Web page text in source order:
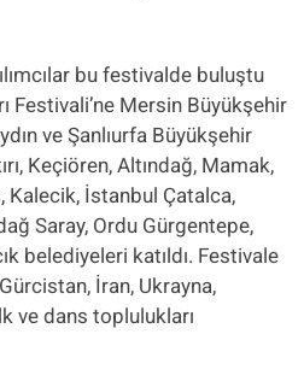
bu festivalde buluştu
Festivali’ne Mersin Büyükşehir
ve Şanlıurfa Büyükşehir
Keçiören, Altındağ, Mamak,
Kalecik, İstanbul Çatalca,
Saray, Ordu Gürgentepe,
belediyeleri katıldı. Festivale
İran, Ukrayna,
ve dans toplulukları